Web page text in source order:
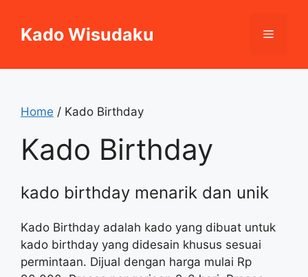
contentKado Wisudaku Menu
Home / Kado Birthday
Kado Birthday
kado birthday menarik dan unik
Kado Birthday adalah kado yang dibuat untuk
kado birthday yang didesain khusus sesuai
permintaan. Dijual dengan harga mulai Rp